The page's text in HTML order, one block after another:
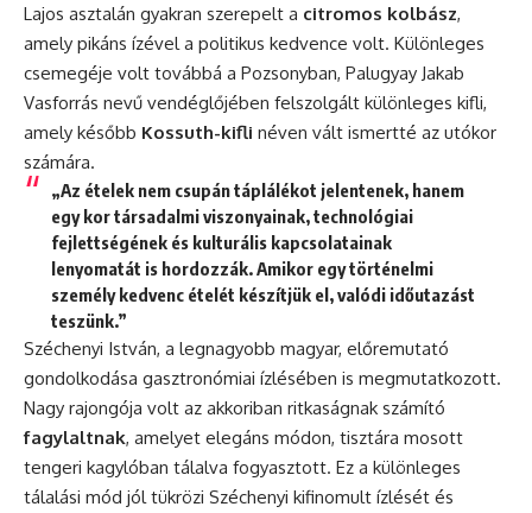
Lajos asztalán gyakran szerepelt a citromos kolbász,
amely pikáns ízével a politikus kedvence volt. Különleges
csemegéje volt továbbá a Pozsonyban, Palugyay Jakab
Vasforrás nevű vendéglőjében felszolgált különleges kifli,
amely később Kossuth-kifli néven vált ismertté az utókor
számára.
„Az ételek nem csupán táplálékot jelentenek, hanem
egy kor társadalmi viszonyainak, technológiai
fejlettségének és kulturális kapcsolatainak
lenyomatát is hordozzák. Amikor egy történelmi
személy kedvenc ételét készítjük el, valódi időutazást
teszünk.”
Széchenyi István, a legnagyobb magyar, előremutató
gondolkodása gasztronómiai ízlésében is megmutatkozott.
Nagy rajongója volt az akkoriban ritkaságnak számító
fagylaltnak, amelyet elegáns módon, tisztára mosott
tengeri kagylóban tálalva fogyasztott. Ez a különleges
tálalási mód jól tükrözi Széchenyi kifinomult ízlését és